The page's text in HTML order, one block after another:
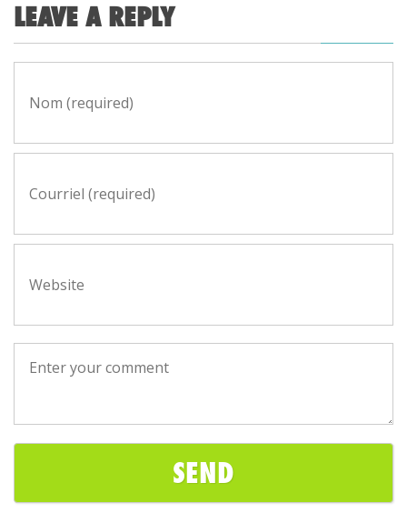
LEAVE A REPLY